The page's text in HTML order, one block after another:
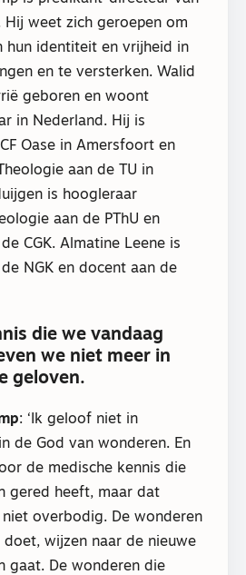
weet zich geroepen om
hun identiteit en vrijheid in
en te versterken. Walid
geboren en woont
in Nederland. Hij is
Oase in Amersfoort en
aan de TU in
is hoogleraar
aan de PThU en
CGK. Almatine Leene is
NGK en docent aan de
die we vandaag
we niet meer in
geloven.
: ‘Ik geloof niet in
de God van wonderen. En
de medische kennis die
gered heeft, maar dat
overbodig. De wonderen
wijzen naar de nieuwe
gaat. De wonderen die